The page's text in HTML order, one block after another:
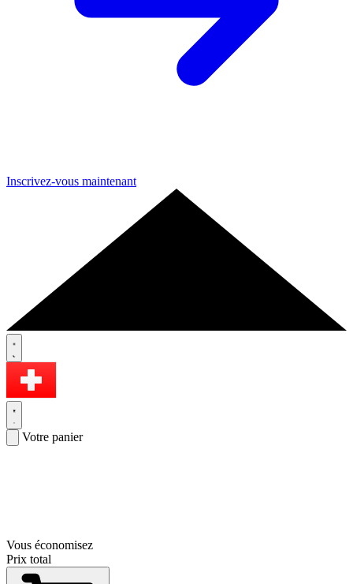
Inscrivez-vous maintenant
Votre panier
Vous économisez
Prix total